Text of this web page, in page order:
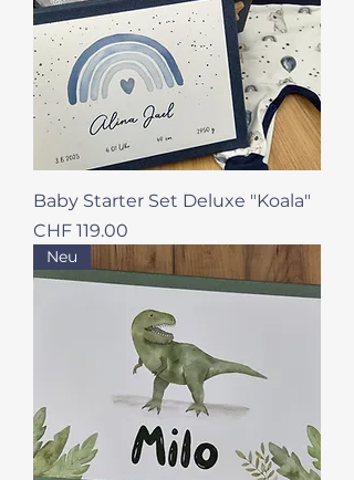
Baby Starter Set Deluxe "Koala"
Preis
CHF 119.00
Neu